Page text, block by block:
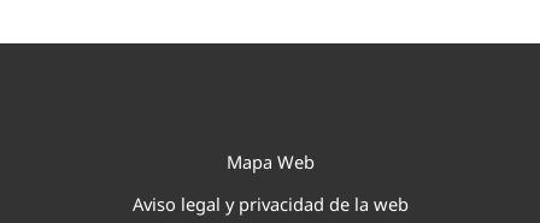
Mapa Web
Aviso legal y privacidad de la web